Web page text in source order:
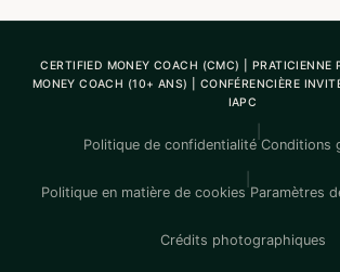
CERTIFIED MONEY COACH (CMC) | PRATICIENNE
MONEY COACH (10+ ANS) | CONFÉRENCIÈRE
IAPC
Politique de confidentialité Conditions
Politique en matière de cookies Paramètres
Crédits photographiques